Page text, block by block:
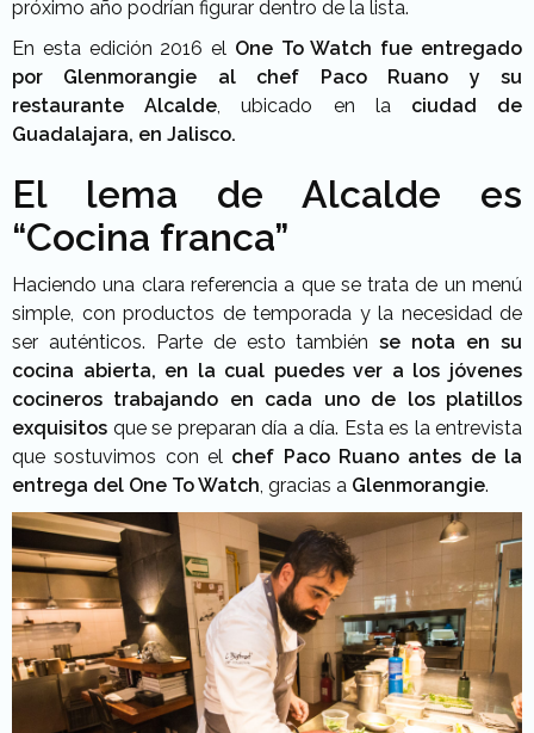
próximo año podrían figurar dentro de la lista.
En esta edición 2016 el One To Watch fue entregado
por Glenmorangie al chef Paco Ruano
y su
restaurante Alcalde , ubicado en la ciudad de
Guadalajara, en Jalisco.
El lema de Alcalde es
“Cocina franca”
Haciendo una clara referencia a que se trata de un menú
simple, con productos de temporada y la necesidad de
ser auténticos. Parte de esto tambiénse nota en su
cocina abierta, en la cual puedes ver a los jóvenes
cocineros trabajando en cada uno de los platillos
exquisitos que se preparan día a día. Esta es la entrevista
que sostuvimos con el chef Paco Ruano antes de la
entrega del One To Watch , gracias a Glenmorangie.